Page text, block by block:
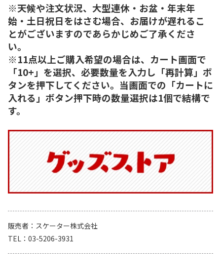
※天候や注文状況、大型連休・お盆・年末年
始・土日祝日をはさむ場合、お届けが遅れるこ
とがございますのであらかじめご了承くださ
い。
※11点以上ご購入希望の場合は、カート画面で
「10+」を選択、必要数量を入力し「再計算」ボ
タンを押下してください。当画面での「カートに
入れる」ボタン押下時の数量選択は1個で結構で
す。
販売者
スケーター株式会社
TEL
03-5206-3931